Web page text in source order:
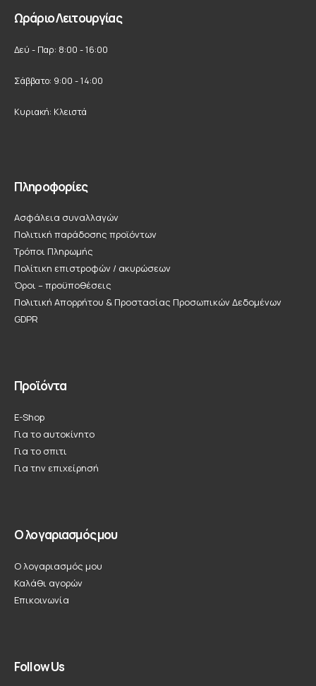
Ωράριο Λειτουργίας
Δεύ - Παρ: 8:00 - 16:00
Σάββατο: 9:00 - 14:00
Κυριακή: Κλειστά
Πληροφορίες
Ασφάλεια συναλλαγών
Πολιτική παράδοσης προϊόντων
Τρόποι Πληρωμής
Πολίτικη επιστροφών / ακυρώσεων
Όροι – προϋποθέσεις
Πολιτική Απορρήτου & Προστασίας Προσωπικών Δεδομένων
GDPR
Προϊόντα
E-Shop
Για το αυτοκίνητο
Για το σπιτι
Για την επιχείρησή
Ο λογαριασμός μου
Ο λογαριασμός μου
Καλάθι αγορών
Επικοινωνία
Follow Us